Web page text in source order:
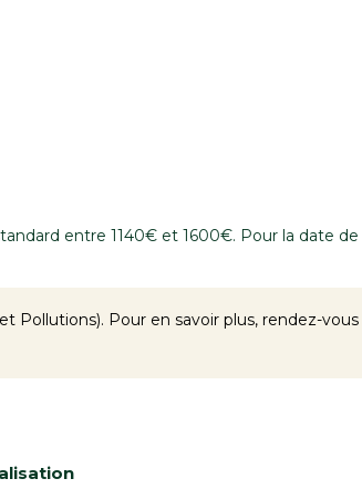
entre 1140€ et 1600€. Pour la date de
Pollutions). Pour en savoir plus, rendez-vous